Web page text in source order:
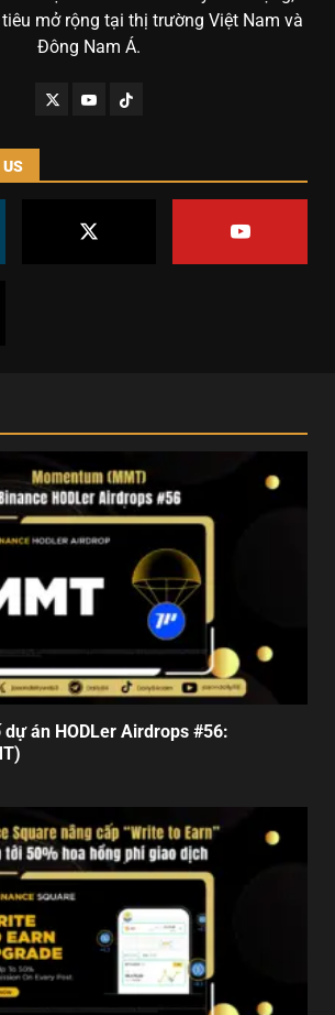
mở rộng tại thị trường Việt Nam và
Đông Nam Á.
US
dự án HODLer Airdrops #56: